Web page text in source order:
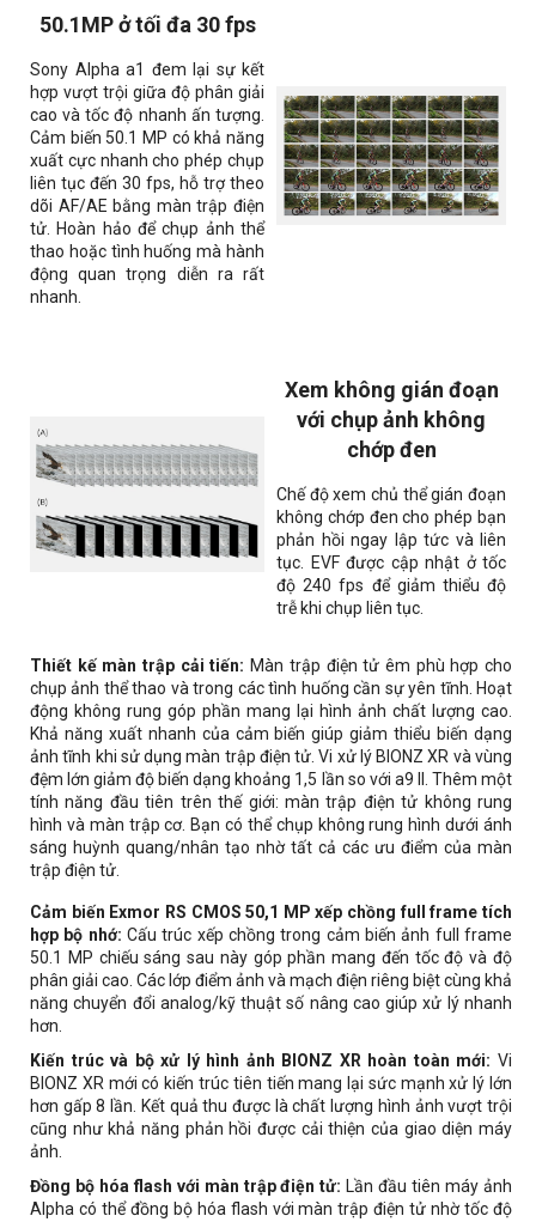
50.1MP ở tối đa 30 fps
Sony Alpha a1 đem lại sự kết
hợp vượt trội giữa độ phân giải
cao và tốc độ nhanh ấn tượng.
Cảm biến 50.1 MP có khả năng
xuất cực nhanh cho phép chụp
liên tục đến 30 fps, hỗ trợ theo
dõi AF/AE bằng màn trập điện
tử. Hoàn hảo để chụp ảnh thể
thao hoặc tình huống mà hành
động quan trọng diễn ra rất
nhanh.
Xem không gián đoạn
với chụp ảnh không
chớp đen
Chế độ xem chủ thể gián đoạn
không chớp đen cho phép bạn
phản hồi ngay lập tức và liên
tục. EVF được cập nhật ở tốc
độ 240 fps để giảm thiểu độ
trễ khi chụp liên tục.
Thiết kế màn trập cải tiến: Màn trập điện tử êm phù hợp cho
chụp ảnh thể thao và trong các tình huống cần sự yên tĩnh. Hoạt
động không rung góp phần mang lại hình ảnh chất lượng cao.
Khả năng xuất nhanh của cảm biến giúp giảm thiểu biến dạng
ảnh tĩnh khi sử dụng màn trập điện tử. Vi xử lý BIONZ XR và vùng
đệm lớn giảm độ biến dạng khoảng 1,5 lần so với a9 II. Thêm một
tính năng đầu tiên trên thế giới: màn trập điện tử không rung
hình và màn trập cơ. Bạn có thể chụp không rung hình dưới ánh
sáng huỳnh quang/nhân tạo nhờ tất cả các ưu điểm của màn
trập điện tử.
Cảm biến Exmor RS CMOS 50,1 MP xếp chồng full frame tích
hợp bộ nhớ: Cấu trúc xếp chồng trong cảm biến ảnh full frame
50.1 MP chiếu sáng sau này góp phần mang đến tốc độ và độ
phân giải cao. Các lớp điểm ảnh và mạch điện riêng biệt cùng khả
năng chuyển đổi analog/kỹ thuật số nâng cao giúp xử lý nhanh
hơn.
Kiến trúc và bộ xử lý hình ảnh BIONZ XR hoàn toàn mới: Vi
BIONZ XR mới có kiến trúc tiên tiến mang lại sức mạnh xử lý lớn
hơn gấp 8 lần. Kết quả thu được là chất lượng hình ảnh vượt trội
cũng như khả năng phản hồi được cải thiện của giao diện máy
ảnh.
Đồng bộ hóa flash với màn trập điện tử: Lần đầu tiên máy ảnh
Alpha có thể đồng bộ hóa flash với màn trập điện tử nhờ tốc độ